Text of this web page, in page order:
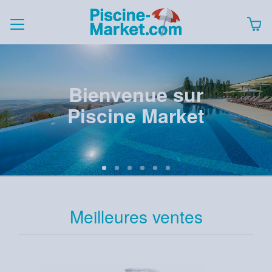
Bienvenue sur
Piscine Market
Meilleures ventes